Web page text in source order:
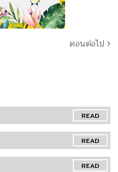
ตอนต่อไป
READ
READ
READ